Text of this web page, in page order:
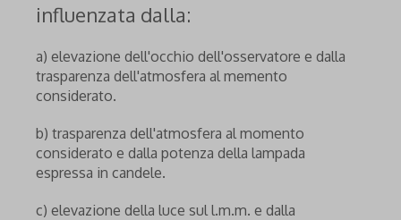
influenzata dalla:
a) elevazione dell'occhio dell'osservatore e dalla
trasparenza dell'atmosfera al memento
considerato.
b) trasparenza dell'atmosfera al momento
considerato e dalla potenza della lampada
espressa in candele.
c) elevazione della luce sul l.m.m. e dalla